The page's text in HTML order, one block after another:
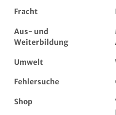
Fracht
Aus- und
Weiterbildung
Umwelt
Fehlersuche
Shop